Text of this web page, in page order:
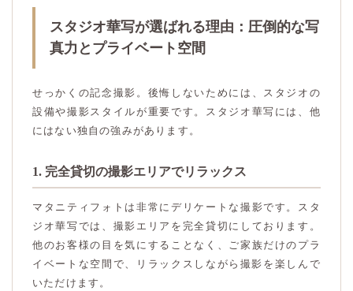
スタジオ華写が選ばれる理由：圧倒的な写
真力とプライベート空間
せっかくの記念撮影。後悔しないためには、スタジオの
設備や撮影スタイルが重要です。スタジオ華写には、他
にはない独自の強みがあります。
1. 完全貸切の撮影エリアでリラックス
マタニティフォトは非常にデリケートな撮影です。スタ
ジオ華写では、撮影エリアを完全貸切にしております。
他のお客様の目を気にすることなく、ご家族だけのプラ
イベートな空間で、リラックスしながら撮影を楽しんで
いただけます。